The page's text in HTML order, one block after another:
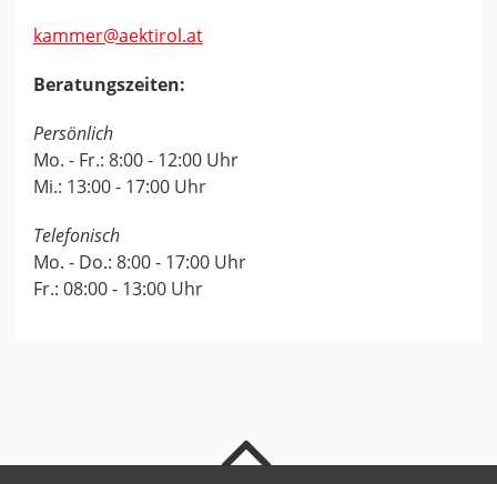
kammer@aektirol.at
Beratungszeiten:
Persönlich
Mo. - Fr.: 8:00 - 12:00 Uhr
Mi.: 13:00 - 17:00 Uhr
Telefonisch
Mo. - Do.: 8:00 - 17:00 Uhr
Fr.: 08:00 - 13:00 Uhr